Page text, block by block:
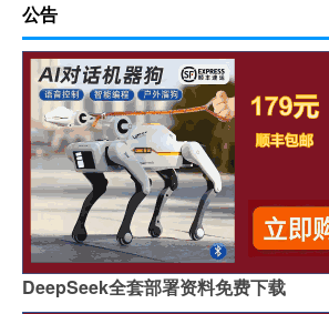
公告
DeepSeek全套部署资料免费下载